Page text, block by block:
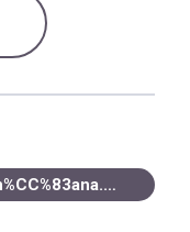
Crear-hoy-la-escuela-del-man%CC%83ana.pdf